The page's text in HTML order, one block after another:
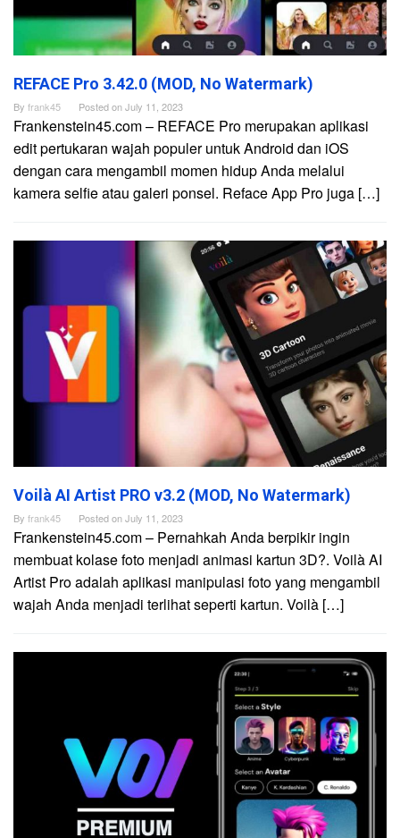
REFACE Pro 3.42.0 (MOD, No Watermark)
By frank45 Posted onJuly 11, 2023
Frankenstein45.com – REFACE Pro merupakan aplikasi
edit pertukaran wajah populer untuk Android dan iOS
dengan cara mengambil momen hidup Anda melalui
kamera selfie atau galeri ponsel. Reface App Pro juga […]
Voilà AI Artist PRO v3.2 (MOD, No Watermark)
By frank45 Posted onJuly 11, 2023
Frankenstein45.com – Pernahkah Anda berpikir ingin
membuat kolase foto menjadi animasi kartun 3D?. Voilà AI
Artist Pro adalah aplikasi manipulasi foto yang mengambil
wajah Anda menjadi terlihat seperti kartun. Voilà […]